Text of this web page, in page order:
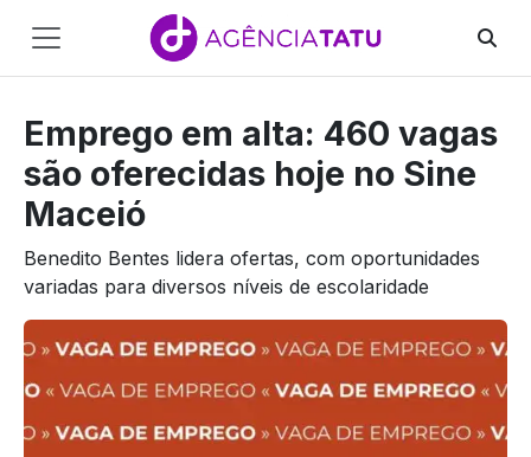
Pular para o conteúdo
Main
Navigation
Emprego em alta: 460 vagas
são oferecidas hoje no Sine
Maceió
Benedito Bentes lidera ofertas, com oportunidades
variadas para diversos níveis de escolaridade